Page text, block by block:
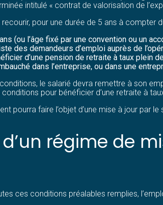
intitulé « contrat de valorisation de
recourir, pour une durée de 5 ans à
(ou l’âge fixé par une convention ou un
des demandeurs d’emploi auprès de
d’une pension de retraite à taux plein
dans l’entreprise, ou dans une
le salarié devra remettre à son
pour bénéficier d’une retraite à
pourra faire l’objet d’une mise à jour par
régime de
ces conditions préalables remplies,